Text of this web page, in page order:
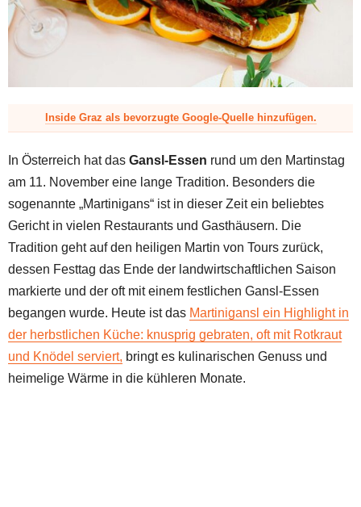
Inside Graz als bevorzugte Google-Quelle hinzufügen.
In Österreich hat das Gansl-Essen rund um den Martinstag
am 11. November eine lange Tradition. Besonders die
sogenannte „Martinigans“ ist in dieser Zeit ein beliebtes
Gericht in vielen Restaurants und Gasthäusern. Die
Tradition geht auf den heiligen Martin von Tours zurück,
dessen Festtag das Ende der landwirtschaftlichen Saison
markierte und der oft mit einem festlichen Gansl-Essen
begangen wurde. Heute ist das Martinigansl ein Highlight in
der herbstlichen Küche: knusprig gebraten, oft mit Rotkraut
und Knödel serviert, bringt es kulinarischen Genuss und
heimelige Wärme in die kühleren Monate.